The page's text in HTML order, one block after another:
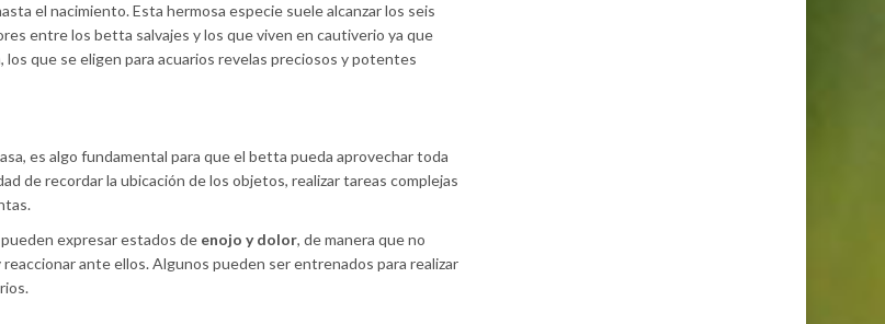
el nacimiento. Esta hermosa especie suele alcanzar los seis
entre los betta salvajes y los que viven en cautiverio ya que
que se eligen para acuarios revelas preciosos y potentes
es algo fundamental para que el betta pueda aprovechar toda
de recordar la ubicación de los objetos, realizar tareas complejas
expresar estados de enojo y dolor, de manera que no
ante ellos. Algunos pueden ser entrenados para realizar